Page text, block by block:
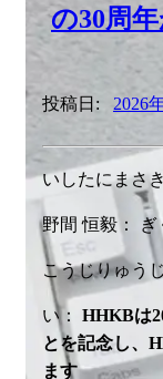
の30周
投稿日: 2026
いしたにまさ
野間 恒毅： ぎ
こうじりゅう
い： HHKBは
とを記念し、
ます